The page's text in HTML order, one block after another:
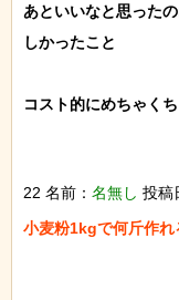
あといいなと思った
しかったこと
コスト的にめちゃく
22 名前： 名無し 投稿
小麦粉1kgで何斤作れ